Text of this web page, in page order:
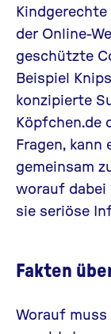
der Online-
geschützte
Beispiel
konzipierte
Köpfchen.de
Fragen,
gemeinsam
worauf dabei
sie seriöse
Fakten
Worauf